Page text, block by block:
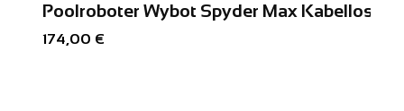
Poolroboter Wybot Spyder Max Kabelloser
174,00 €